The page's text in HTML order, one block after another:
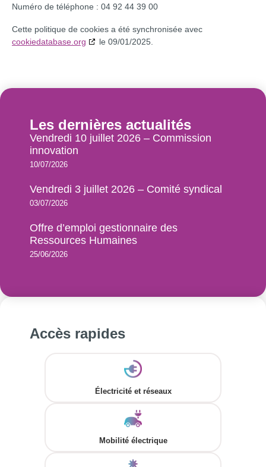
Numéro de téléphone : 04 92 44 39 00
Cette politique de cookies a été synchronisée avec
cookiedatabase.org
le 09/01/2025.
Les dernières actualités
Vendredi 10 juillet 2026 – Commission
innovation
10/07/2026
Vendredi 3 juillet 2026 – Comité syndical
03/07/2026
Offre d’emploi gestionnaire des
Ressources Humaines
25/06/2026
Accès rapides
Électricité et réseaux
Mobilité électrique